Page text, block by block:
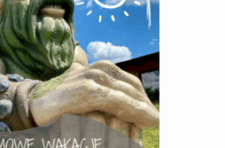
place zabaw
pomoc drogowa 24h
psie zaprzęgi
tory, wypożyczalnie